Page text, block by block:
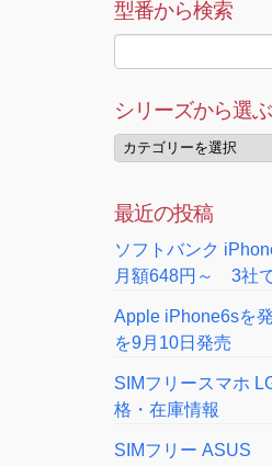
型番から検索
シリーズから選ぶ
最近の投稿
ソフトバンク
月額648円～ 3社
Apple iPhone6sを
を9月10日発売
SIMフリースマホ
格・在庫情報
SIMフリー ASUS